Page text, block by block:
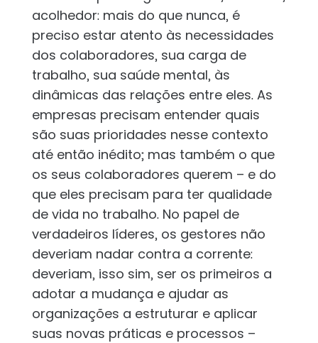
acolhedor: mais do que nunca, é
preciso estar atento às necessidades
dos colaboradores, sua carga de
trabalho, sua saúde mental, às
dinâmicas das relações entre eles. As
empresas precisam entender quais
são suas prioridades nesse contexto
até então inédito; mas também o que
os seus colaboradores querem – e do
que eles precisam para ter qualidade
de vida no trabalho. No papel de
verdadeiros líderes, os gestores não
deveriam nadar contra a corrente:
deveriam, isso sim, ser os primeiros a
adotar a mudança e ajudar as
organizações a estruturar e aplicar
suas novas práticas e processos –